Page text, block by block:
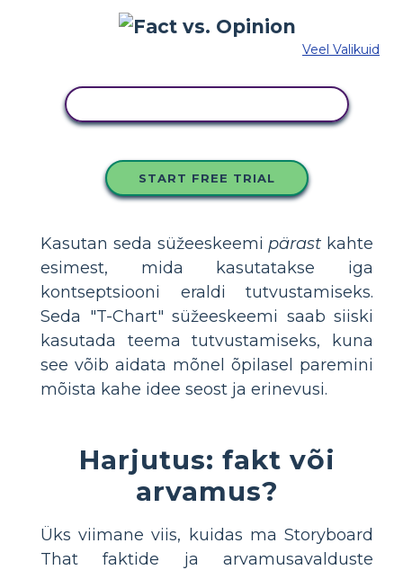
Veel Valikuid
START FREE TRIAL
Kasutan seda süžeeskeemi pärast kahte
esimest, mida kasutatakse iga
kontseptsiooni eraldi tutvustamiseks.
Seda "T-Chart" süžeeskeemi saab siiski
kasutada teema tutvustamiseks, kuna
see võib aidata mõnel õpilasel paremini
mõista kahe idee seost ja erinevusi.
Harjutus: fakt või
arvamus?
Üks viimane viis, kuidas ma Storyboard
That faktide ja arvamusavalduste